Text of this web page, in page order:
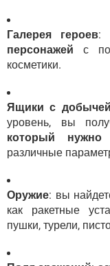
Галерея героев:
персонажей с
косметики.
Ящики с добычей
уровень, вы
который нужно
различные
Оружие: вы
как ракетные
пушки, турели,